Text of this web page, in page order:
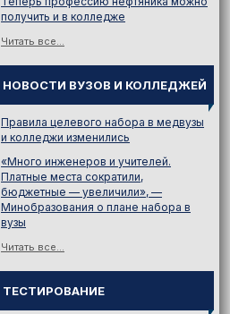
получить и в колледже
Читать все...
НОВОСТИ ВУЗОВ И КОЛЛЕДЖЕЙ
Правила целевого набора в медвузы
и колледжи изменились
«Много инженеров и учителей.
Платные места сократили,
бюджетные — увеличили», —
Минобразования о плане набора в
вузы
Читать все...
ТЕСТИРОВАНИЕ